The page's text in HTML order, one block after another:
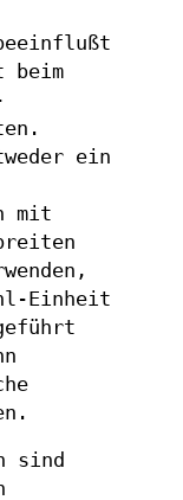
beim
ein
mit
Einheit
sind